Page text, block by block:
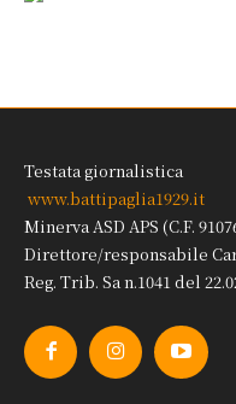
Testata giornalistica
www.battipaglia1929.it
Minerva ASD APS (C.F.
Direttore/responsabile
Reg. Trib. Sa n.1041 del